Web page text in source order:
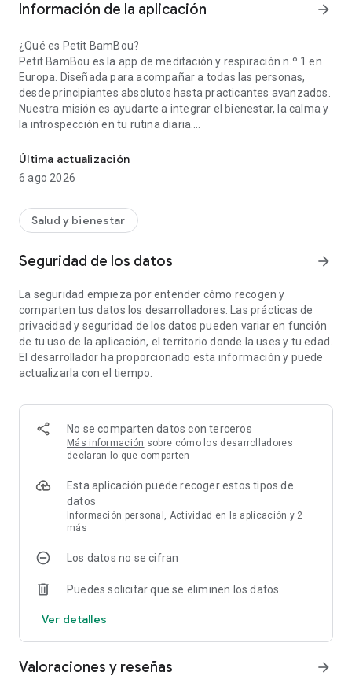
Información de la aplicación arrow_forward
¿Qué es Petit BamBou?
Petit BamBou es la app de meditación y respiración n.º 1 en
Europa. Diseñada para acompañar a todas las personas,
desde principiantes absolutos hasta practicantes avanzados.
Nuestra misión es ayudarte a integrar el bienestar, la calma y
la introspección en tu rutina diaria.
Petit BamBou ofrece herramientas reales y humanas para
construir hábitos sostenibles que apoyen tu salud mental,
reduzcan la carga mental y te ayuden a regular el sistema
¿Qué hace único a Petit BamBou?
contenido 100 % creado por personas, sin voces ni textos
cuidadosamente diseñada y narrada por psicólogos,
psiquiatras y expertos locales en meditación para
garantizarte una guía auténtica, empática y cercana.
Además, nuestras sesiones están grabadas de forma nativa
en 6 idiomas: español, inglés, francés, italiano, holandés y
alemán.
¿Qué encontrarás en la app?
Nuestro catálogo cuenta con más de 1071 meditaciones
guiadas y más de 102 programas especializados que cubren
cada faceta de la vida moderna:
presión cotidiana y laboral para regular el estrés cotidiano.
Etapas de la vida: Programas dedicados a la maternidad, el
bienestar de los adultos mayores y la infancia.
Salud: Apoyo guiado para aprender a sobrellevar el dolor,
gestionar hábitos o mejorar el descanso.
Herramientas de relajación: Una biblioteca de sonidos
ambientales, música relajante y audio binaural para la
para mantener tu práctica fresca y motivadora.
¿Es gratis?
Última actualización
6 ago 2026
Salud y bienestar
Seguridad de los datos arrow_forward
La seguridad empieza por entender cómo recogen y
comparten tus datos los desarrolladores. Las prácticas de
privacidad y seguridad de los datos pueden variar en función
de tu uso de la aplicación, el territorio donde la uses y tu edad.
El desarrollador ha proporcionado esta información y puede
actualizarla con el tiempo.
No se comparten datos con terceros
Más información sobre cómo los desarrolladores
declaran lo que comparten
Esta aplicación puede recoger estos tipos de
datos
Información personal, Actividad en la aplicación y 2
más
Los datos no se cifran
Puedes solicitar que se eliminen los datos
Ver detalles
Valoraciones y reseñas arrow_forward